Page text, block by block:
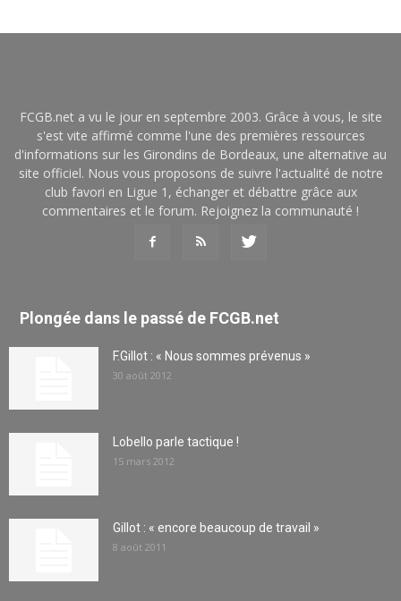
FCGB.net a vu le jour en septembre 2003. Grâce à vous, le site
s'est vite affirmé comme l'une des premières ressources
d'informations sur les Girondins de Bordeaux, une alternative au
site officiel. Nous vous proposons de suivre l'actualité de notre
club favori en Ligue 1, échanger et débattre grâce aux
commentaires et le forum. Rejoignez la communauté !
Plongée dans le passé de FCGB.net
F.Gillot : « Nous sommes prévenus »
30 août 2012
Lobello parle tactique !
15 mars 2012
Gillot : « encore beaucoup de travail »
8 août 2011